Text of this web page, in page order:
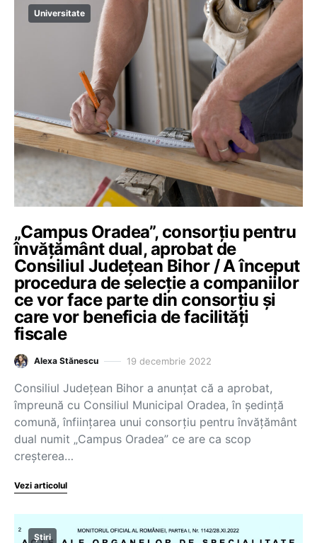
Universitate
„Campus Oradea”, consorțiu pentru
învățământ dual, aprobat de
Consiliul Județean Bihor / A început
procedura de selecție a companiilor
ce vor face parte din consorțiu și
care vor beneficia de facilități
fiscale
Alexa Stănescu 19 decembrie 2022
Consiliul Judeţean Bihor a anunţat că a aprobat,
împreună cu Consiliul Municipal Oradea, în şedinţă
comună, înfiinţarea unui consorţiu pentru învăţământ
dual numit „Campus Oradea” ce are ca scop
creşterea…
Vezi articolul
Știri